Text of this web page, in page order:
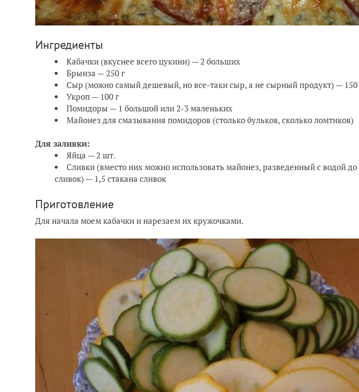
Ингредиенты
Кабачки (вкуснее всего цукини) — 2 больших
Брынза — 250 г
Сыр (можно самый дешевый, но все-таки сыр, а не сырный продукт) — 150
Укроп — 100 г
Помидоры — 1 большой или 2-3 маленьких
Майонез для смазывания помидоров (столько бульков, сколько ломтиков)
Для заливки:
Яйца — 2 шт.
Сливки (вместо них можно использовать майонез, разведенный с водой
сливок) — 1,5 стакана сливок
Приготовление
Для начала моем кабачки и нарезаем их кружочками.